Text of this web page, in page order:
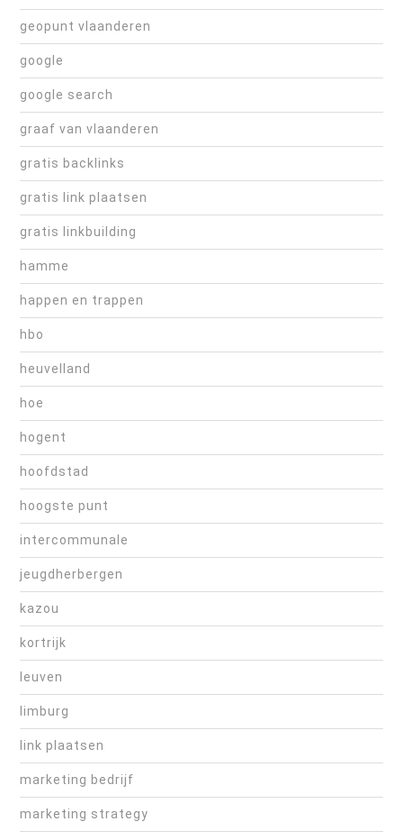
geopunt vlaanderen
google
google search
graaf van vlaanderen
gratis backlinks
gratis link plaatsen
gratis linkbuilding
hamme
happen en trappen
hbo
heuvelland
hoe
hogent
hoofdstad
hoogste punt
intercommunale
jeugdherbergen
kazou
kortrijk
leuven
limburg
link plaatsen
marketing bedrijf
marketing strategy